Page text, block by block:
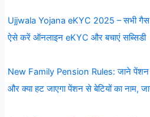
Ujjwala Yojana eKYC 2025 – सभी गैस
ऐसे करें ऑनलाइन eKYC और बचाएं सब्सिडी
New Family Pension Rules: जाने पेंशन
और क्या हट जाएगा पेंशन से बेटियों का नाम, जाने